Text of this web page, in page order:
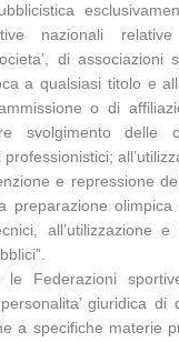
nazionali relative
di associazioni
a qualsiasi titolo e
o di
svolgimento delle
e repressione
preparazione
all’utilizzazione
le Federazioni
giuridica
a specifiche materie